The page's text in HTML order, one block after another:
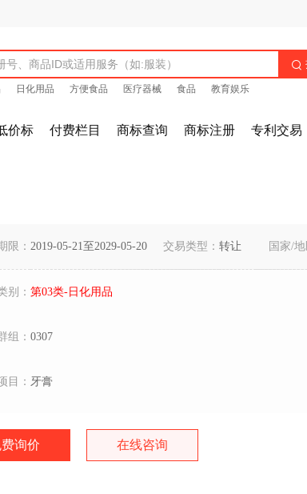

日化用品 方便食品 医疗器械 食品 教育娱乐
价标 付费栏目 商标查询 商标注册 专利交易
限： 2019-05-21至2029-05-20 交易类型： 转让 国家/地
别： 第03类-日化用品
组： 0307
目： 牙膏
询价 在线咨询